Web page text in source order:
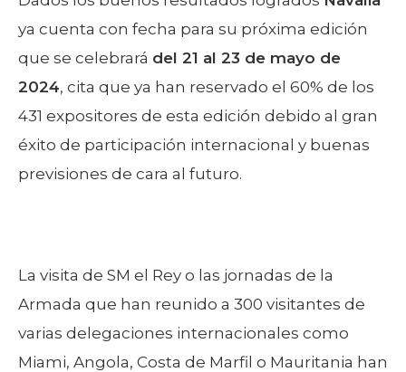
ya cuenta con fecha para su próxima edición
que se celebrará del 21 al 23 de mayo de
2024, cita que ya han reservado el 60% de los
431 expositores de esta edición debido al gran
éxito de participación internacional y buenas
previsiones de cara al futuro.
La visita de SM el Rey o las jornadas de la
Armada que han reunido a 300 visitantes de
varias delegaciones internacionales como
Miami, Angola, Costa de Marfil o Mauritania han